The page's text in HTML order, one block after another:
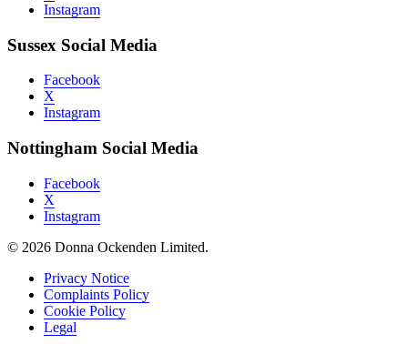
Instagram
Sussex Social Media
Facebook
X
Instagram
Nottingham Social Media
Facebook
X
Instagram
© 2026 Donna Ockenden Limited.
Privacy Notice
Complaints Policy
Cookie Policy
Legal